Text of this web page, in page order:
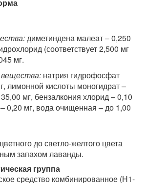
диметиндена малеат – 0,250
(соответствует 2,500 мг
мг.
натрия гидрофосфат
лимонной кислоты моногидрат –
мг, бензалкония хлорид – 0,10
0,20 мг, вода очищенная – до 1,00
до светло-желтого цвета
запахом лаванды.
группа
средство комбинированное (H1-